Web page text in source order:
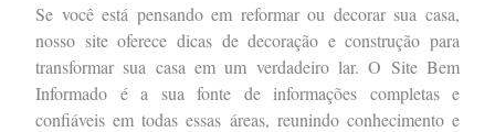
Se você está pensando em reformar ou decorar sua casa,
nosso site oferece dicas de decoração e construção para
transformar sua casa em um verdadeiro lar. O Site Bem
Informado é a sua fonte de informações completas e
confiáveis em todas essas áreas, reunindo conhecimento e